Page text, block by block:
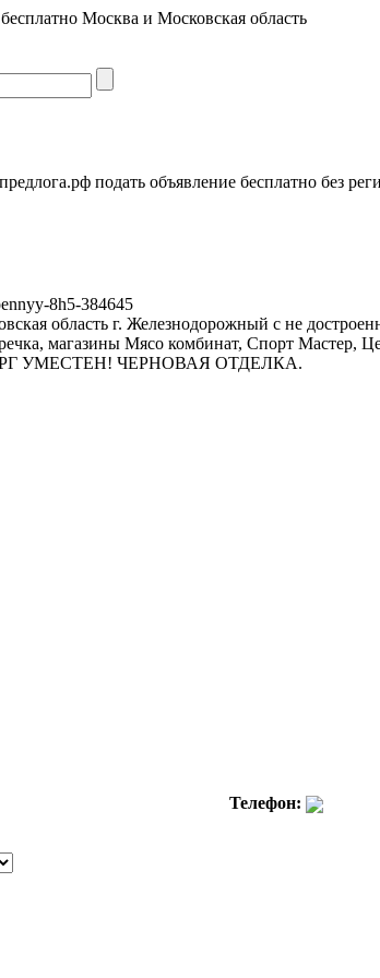
Москва и Московская область
подать объявление бесплатно без
8h5-384645
область г. Железнодорожный с не
магазины Мясо комбинат, Спорт
ТОРГ УМЕСТЕН! ЧЕРНОВАЯ ОТДЕЛКА.
Телефон: